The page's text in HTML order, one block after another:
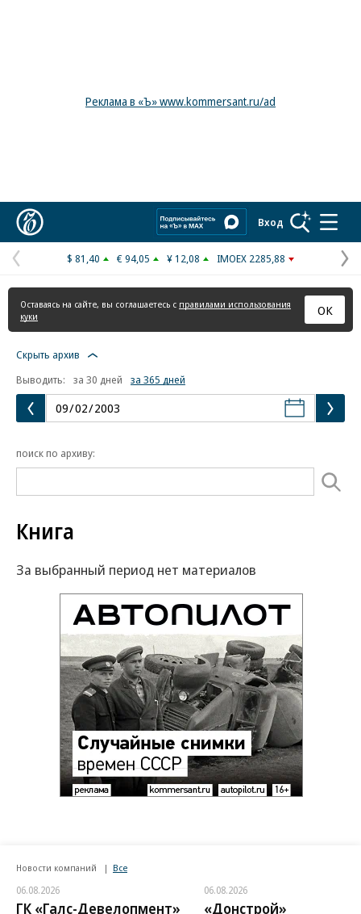
Реклама в «Ъ» www.kommersant.ru/ad
Вход
Предыдущая
страница
$ 81,40 € 94,05 ¥ 12,08 IMOEX 2285,88
Оставаясь на сайте, вы соглашаетесь с правилами использования
куки
ОК
Скрыть архив
Выводить:
за 30 дней за 365 дней
поиск по архиву:
Книга
За выбранный период нет материалов
Новости компаний Все
06.08.2026
ГК «Галс-Девелопмент»
06.08.2026
«Донстрой»